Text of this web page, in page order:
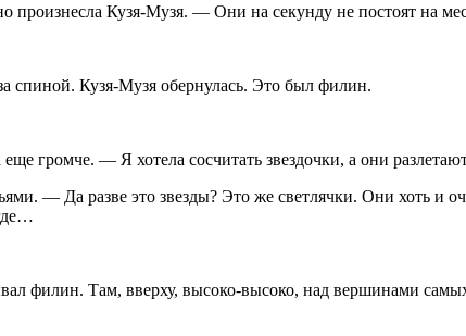
произнесла Кузя-Музя. — Они на секунду не постоят на
спиной. Кузя-Музя обернулась. Это был филин.
громче. — Я хотела сосчитать звездочки, а они
— Да разве это звезды? Это же светлячки. Они хоть и
филин. Там, вверху, высоко-высоко, над вершинами